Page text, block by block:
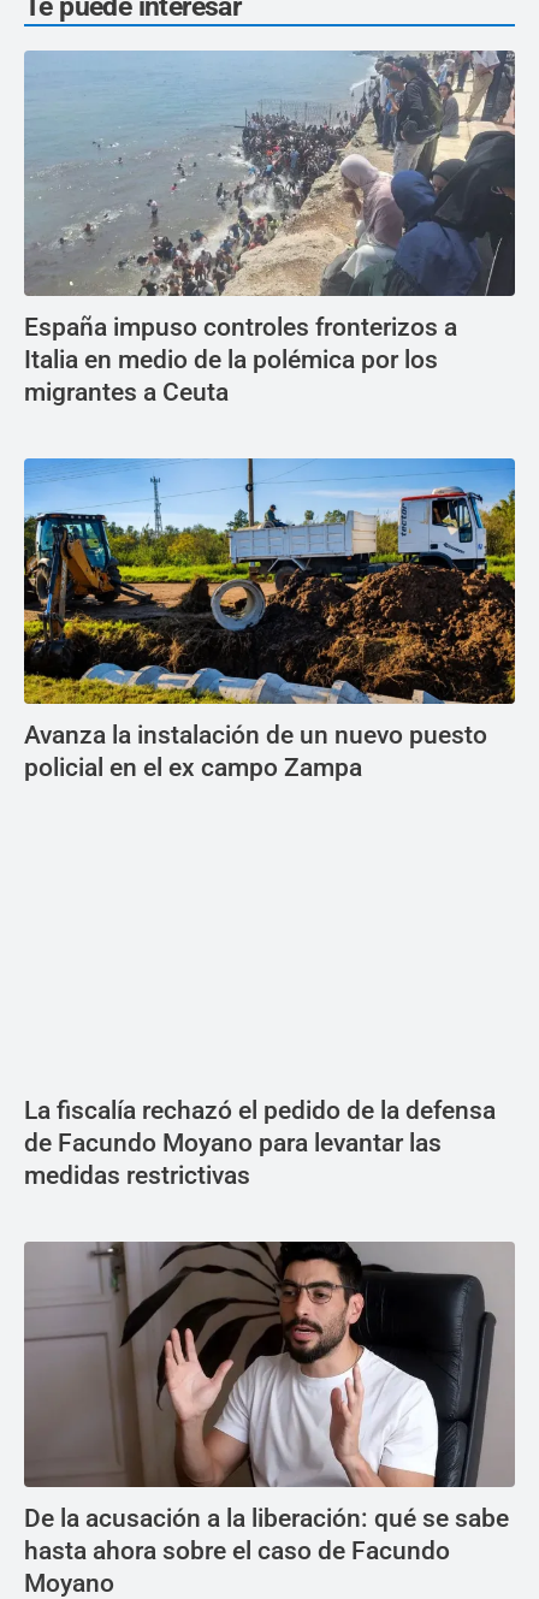
España impuso controles fronterizos a
Italia en medio de la polémica por los
migrantes a Ceuta
Avanza la instalación de un nuevo puesto
policial en el ex campo Zampa
La fiscalía rechazó el pedido de la defensa
de Facundo Moyano para levantar las
medidas restrictivas
De la acusación a la liberación: qué se sabe
hasta ahora sobre el caso de Facundo
Moyano